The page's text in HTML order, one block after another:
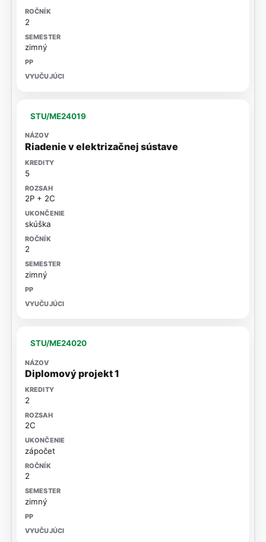
2
zimný
STU/ME24019
Riadenie v elektrizačnej sústave
5
2P + 2C
skúška
2
zimný
STU/ME24020
Diplomový projekt 1
2
2C
zápočet
2
zimný